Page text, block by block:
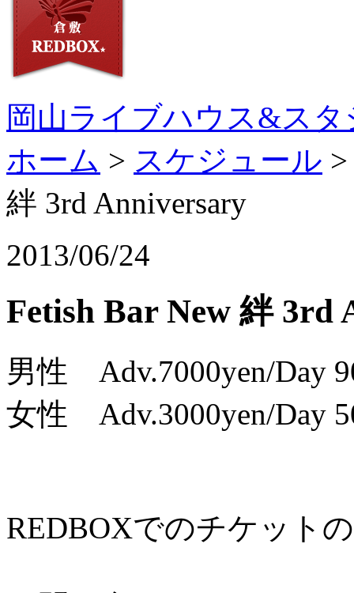
岡山ライブハウス&ス
ホーム > スケジュール
絆 3rd Anniversary
2013/06/24
Fetish Bar New 絆 3rd
男性 Adv.7000yen/Day
女性 Adv.3000yen/Day
REDBOXでのチケット